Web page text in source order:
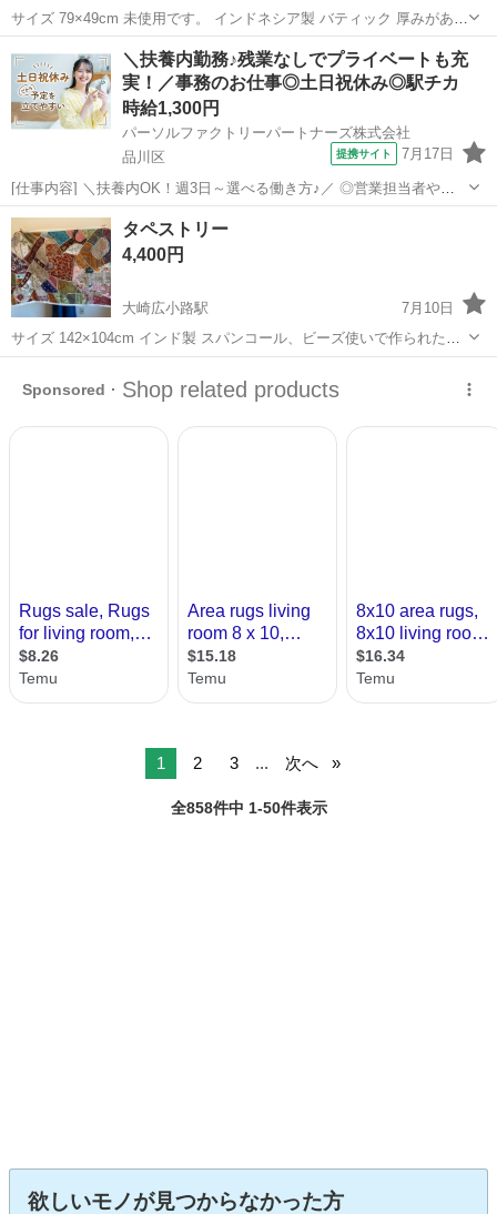
サイズ 79×49cm 未使用です。 インドネシア製 バティック 厚みがあ
り、畝状になってし、しっかりとした作りになっています。 マットと
してお使いください。
大崎広小路駅 カーペット/マット/ラグ
マット
＼扶養内勤務♪残業なしでプライベートも充
実！／事務のお仕事◎土日祝休み◎駅チカ
時給1,300円
パーソルファクトリーパートナーズ株式会社
品川区
提携サイト 7月17日
[仕事内容] ＼扶養内OK！週3日～選べる働き方♪／ ◎営業担当者や在
籍スタッフのサポート事務業務を担当します。 ◎メールや入力業務が
中心で、身体への負担少なめ♪ ◎既存社員がマンツーマンで指導！安
心の環境です。 ◎女性活躍...
東京 品川区
タペストリー
4,400円
大崎広小路駅
7月10日
サイズ 142×104cm インド製 スパンコール、ビーズ使いで作られたタ
ペストリーです。 タペストリー以外での使い道はあると思いますが、
私はタペストリーとして使用して居ました。 かなり存在感はあり、一
使い道
1 2 3 ... 次へ
全858件中 1-50件表示
欲しいモノが見つからなかった方